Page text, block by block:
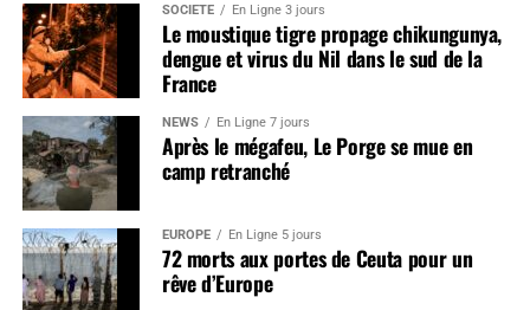
SOCIÉTÉ En Ligne 3 jours
Le moustique tigre propage chikungunya,
dengue et virus du Nil dans le sud de la
France
NEWS En Ligne 7 jours
Après le mégafeu, Le Porge se mue en
camp retranché
EUROPE En Ligne 5 jours
72 morts aux portes de Ceuta pour un
rêve d’Europe